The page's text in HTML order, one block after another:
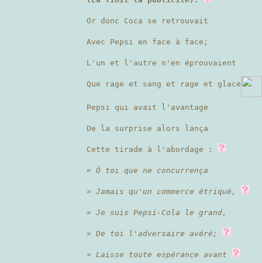
Or donc Coca se retrouvait
Avec Pepsi en face à face;
L'un et l'autre n'en éprouvaient
Que rage et sang et rage et glace
Pepsi qui avait l'avantage
De la surprise alors lança
Cette tirade à l'abordage :
« Ô toi que ne concurrença
» Jamais qu'un commerce étriqué,
» Je suis Pepsi-Cola le grand,
» De toi l'adversaire avéré;
» Laisse toute espérance avant